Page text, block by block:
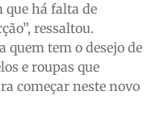
que há falta de
ressaltou.
tem o desejo de
e roupas que
começar neste novo